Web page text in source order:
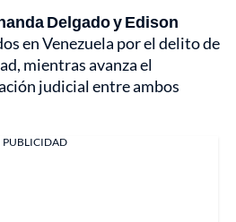
Delgado y Edison
en Venezuela por el delito de
mientras avanza el
judicial entre ambos
PUBLICIDAD